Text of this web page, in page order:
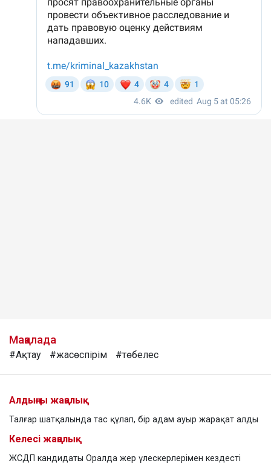
Мақалада
#Ақтау #жасөспірім #төбелес
Алдыңғы жаңалық
Талғар шатқалында тас құлап, бір адам ауыр жарақат алды
Келесі жаңалық
ЖСДП кандидаты Оралда жер үлескерлерімен кездесті